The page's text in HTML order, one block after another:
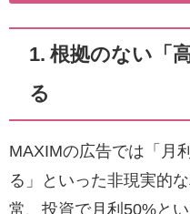
1. 根拠のない「
る
MAXIMの広告では「月
る」といった非現実的
常、投資で月利50%と